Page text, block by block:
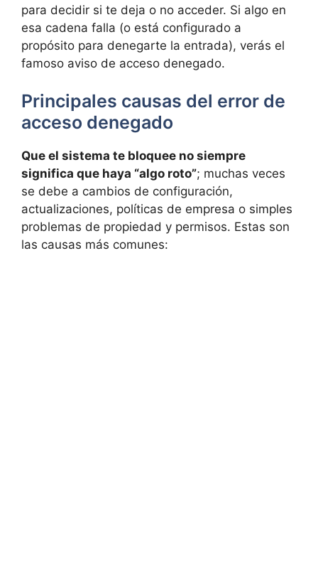
para decidir si te deja o no acceder. Si algo en
esa cadena falla (o está configurado a
propósito para denegarte la entrada), verás el
famoso aviso de acceso denegado.
Principales causas del error de
acceso denegado
Que el sistema te bloquee no siempre
significa que haya “algo roto”; muchas veces
se debe a cambios de configuración,
actualizaciones, políticas de empresa o simples
problemas de propiedad y permisos. Estas son
las causas más comunes: